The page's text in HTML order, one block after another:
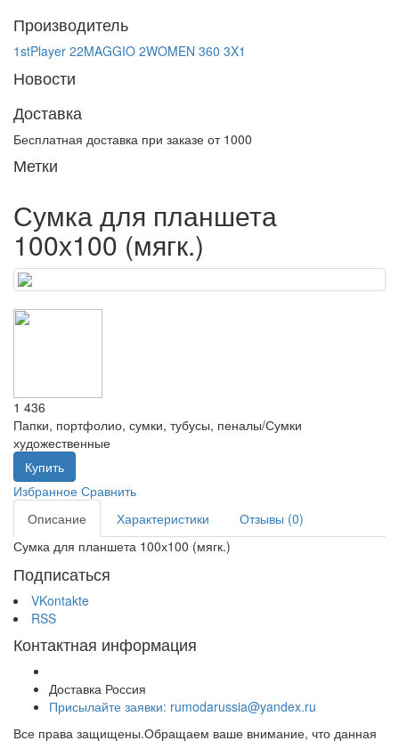
Производитель
1stPlayer 22MAGGIO 2WOMEN 360 3X1
Новости
Доставка
Бесплатная доставка при заказе от 1000
Метки
Сумка для планшета
100х100 (мягк.)
1 436
Папки, портфолио, сумки, тубусы, пеналы/Сумки
художественные
Купить
Избранное Сравнить
Описание
Характеристики
Отзывы (0)
Сумка для планшета 100х100 (мягк.)
Подписаться
VKontakte
RSS
Контактная информация
Доставка Россия
Присылайте заявки: rumodarussia@yandex.ru
Все права защищены.Обращаем ваше внимание, что данная